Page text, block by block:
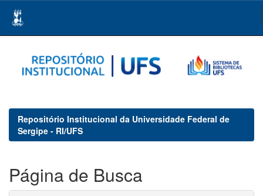
navigation
Repositório Institucional da Universidade Federal de
Sergipe - RI/UFS
Página de Busca